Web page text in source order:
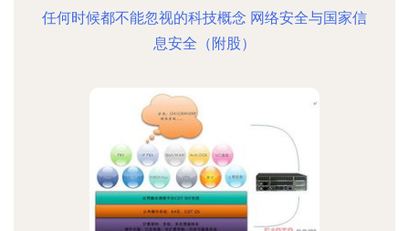
任何时候都不能忽视的科技概念 网络安全与国家信
息安全（附股）